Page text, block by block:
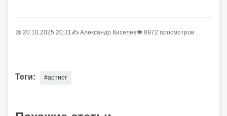
📅 20.10.2025 20:31✍️ Александр Киселёв👁 8972 просмотров
Теги: #артист